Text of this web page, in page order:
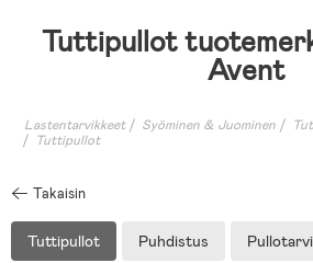
Tuttipullot
Avent
Lastentarvikkeet Syöminen & Juominen
Tuttipullot
Takaisin
Tuttipullot Puhdistus